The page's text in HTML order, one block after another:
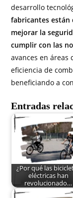
desarrollo
fabricantes están
mejorar la
cumplir con las
avances en áreas
eficiencia de
beneficiando a
Entradas
¿Por qué las
eléctricas han
revolucionado…